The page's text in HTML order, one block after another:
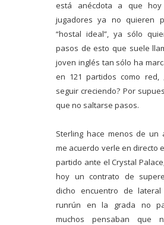
está anécdota a que
jugadores ya no quieren
“hostal ideal”, ya sólo
pasos de esto que suele
joven inglés tan sólo ha
en 121 partidos como red,
seguir creciendo? Por
que no saltarse pasos.
Sterling hace menos de un
me acuerdo verle en directo
partido ante el Crystal
hoy un contrato de
dicho encuentro de
runrún en la grada no
muchos pensaban que